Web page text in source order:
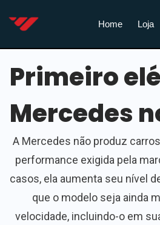
Home Loja
Primeiro
Mercedes
A Mercedes não produz
performance exigida pela
casos, ela aumenta seu nível
que o modelo seja ainda
velocidade, incluindo-o em